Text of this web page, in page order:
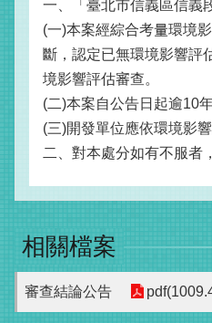
一、「臺北市信義區信義
(一)本案經綜合考量環境
斷，認定已無環境影響評
境影響評估審查。
(二)本案自公告日起逾10
(三)開發單位應依環境影
二、對本處分如有不服者
相關檔案
審查結論公告